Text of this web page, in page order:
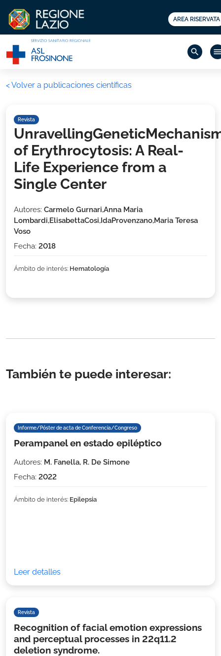
AREA RISERVATA
search
< Volver a publicaciones científicas
Revista
of Erythrocytosis: A Real-
Life Experience from a
Single Center
Autores: Carmelo Gurnari,Anna Maria
Lombardi,ElisabettaCosi,IdaProvenzano,Maria Teresa
Voso
Fecha: 2018
Ámbito de interés: Hematología
También te puede interesar:
Informe/Póster de acta de Conferencia/Congreso
Perampanel en estado epiléptico
Autores: M. Fanella, R. De Simone
Fecha: 2022
Ámbito de interés: Epilepsia
Leer detalles
Revista
Recognition of facial emotion expressions
and perceptual processes in 22q11.2
deletion syndrome.